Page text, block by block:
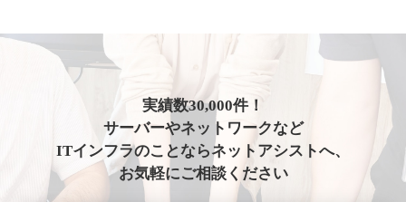
実績数30,000件！
サーバーやネットワークなど
ITインフラのことならネットアシストへ、
お気軽にご相談ください